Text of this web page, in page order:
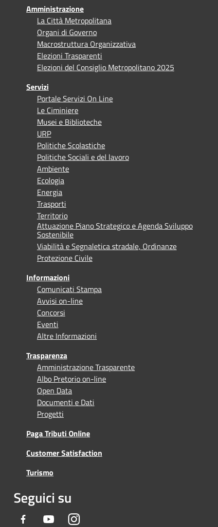
Amministrazione
La Città Metropolitana
Organi di Governo
Macrostruttura Organizzativa
Elezioni Trasparenti
Elezioni del Consiglio Metropolitano 2025
Servizi
Portale Servizi On Line
Le Ciminiere
Musei e Biblioteche
URP
Politiche Scolastiche
Politiche Sociali e del lavoro
Ambiente
Ecologia
Energia
Trasporti
Territorio
Attuazione Piano Strategico e Agenda Sviluppo
Sostenibile
Viabilità e Segnaletica stradale, Ordinanze
Protezione Civile
Informazioni
Comunicati Stampa
Avvisi on-line
Concorsi
Eventi
Altre Informazioni
Trasparenza
Amministrazione Trasparente
Albo Pretorio on-line
Open Data
Documenti e Dati
Progetti
Paga Tributi Online
Customer Satisfaction
Turismo
Seguici su
Facebook YoutubeInstagram